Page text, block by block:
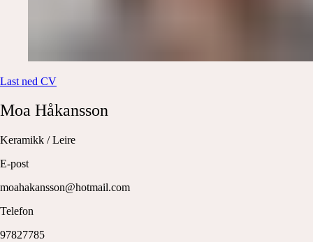
Last ned CV
Moa Håkansson
Keramikk / Leire
E-post
moahakansson@hotmail.com
Telefon
97827785